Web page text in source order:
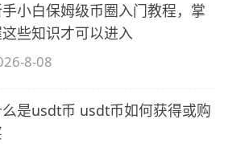
小白保姆级币圈入门教程，掌
些知识才可以进入
8-08
是usdt币 usdt币如何获得或购